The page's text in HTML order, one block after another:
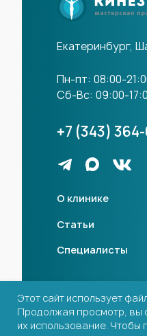
Екатеринбург,
+7 (343)
Пн-пт: 08:00-
Сб-Вс: 09:00-
Политика
Разработка сайта
О клинике
Статьи
Специалисты
Этот сайт использует
Продолжая просмотр, вы
их использование. Чтобы